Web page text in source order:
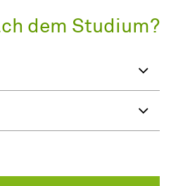
dem Studium?